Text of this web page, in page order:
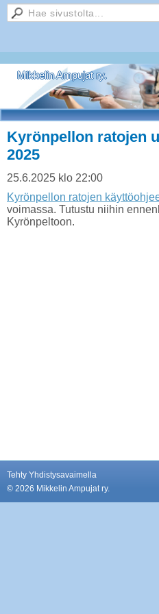
Mikkelin Ampujat ry.
Kyrönpellon ratojen
2025
25.6.2025 klo 22:00
Kyrönpellon ratojen
voimassa. Tutustu niihin
Kyrönpeltoon.
Tehty Yhdistysavaimella
© 2026 Mikkelin Ampujat ry.